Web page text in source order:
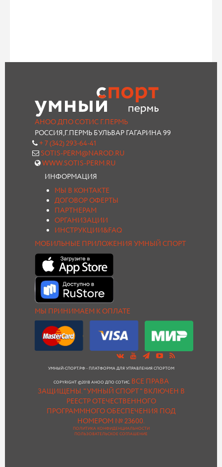
АНОО ДПО СОТИС Г.ПЕРМЬ
РОССИЯ,Г.ПЕРМЬ БУЛЬВАР ГАГАРИНА 99
+ 7 (342) 293-64-41
SOTIS-PERM@NAROD.RU
WWW.SOTIS-PERM.RU
ИНФОРМАЦИЯ
МЫ В КОНТАКТЕ
ДОГОВОР ОФЕРТЫ
ПАРТНЕРАМ
ОРГАНИЗАЦИИ
ИНСТРУКЦИИ&FAQ
МОБИЛЬНЫЕ ПРИЛОЖЕНИЯ УМНЫЙ СПОРТ
МЫ ПРИНИМАЕМ К ОПЛАТЕ
УМНЫЙ-СПОРТ.РФ - ПЛАТФОРМА ДЛЯ УПРАВЛЕНИЯ СПОРТОМ
COPYRIGHT ©2018 АНОО ДПО СОТИС. ВСЕ ПРАВА
ЗАЩИЩЕНЫ."УМНЫЙ СПОРТ " ВКЛЮЧЕН В
РЕЕСТР ОТЕЧЕСТВЕННОГО
ПРОГРАММНОГО ОБЕСПЕЧЕНИЯ ПОД
НОМЕРОМ № 23600.
ПОЛИТИКА КОНФИДЕНЦИАЛЬНОСТИ
ПОЛЬЗОВАТЕЛЬСКОЕ СОГЛАШЕНИЕ